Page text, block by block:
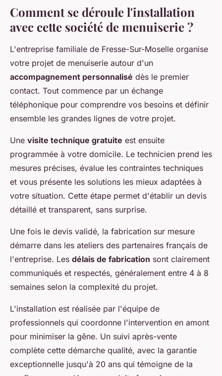
Comment se déroule l'installation
avec cette société de menuiserie ?
L'entreprise familiale de Fresse-Sur-Moselle organise
votre projet de menuiserie autour d'un
accompagnement personnalisé dès le premier
contact. Tout commence par un échange
téléphonique pour comprendre vos besoins et définir
ensemble les grandes lignes de votre projet.
Une visite technique gratuite est ensuite
programmée à votre domicile. Le technicien prend les
mesures précises, évalue les contraintes techniques
et vous présente les solutions les mieux adaptées à
votre situation. Cette étape permet d'établir un devis
détaillé et transparent, sans surprise.
Une fois le devis validé, la fabrication sur mesure
démarre dans les ateliers des partenaires français de
l'entreprise. Les délais de fabrication sont clairement
communiqués et respectés, généralement entre 4 à 8
semaines selon la complexité du projet.
L'installation est réalisée par l'équipe de
professionnels qui coordonne l'intervention en amont
pour minimiser la gêne. Un suivi après-vente
complète cette démarche qualité, avec la garantie
exceptionnelle jusqu'à 20 ans qui témoigne de la